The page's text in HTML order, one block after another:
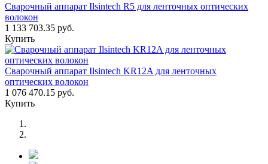
Сварочный аппарат Ilsintech R5 для ленточных оптических
волокон
1 133 703.35 руб.
Купить
Сварочный аппарат Ilsintech KR12A для ленточных
оптических волокон
1 076 470.15 руб.
Купить